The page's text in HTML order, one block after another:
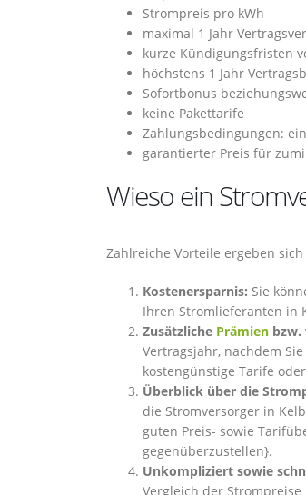
Strompreis pro kWh
maximal 1 Jahr
kurze Kündigungsfristen
höchstens 1 Jahr
Sofortbonus
keine Pakettarife
Zahlungsbedingungen:
garantierter Preis für
Wieso ein
Zahlreiche Vorteile ergeben
Kostenersparnis: Sie
Ihren Stromlieferanten in
Zusätzliche Prämien bzw.
Vertragsjahr, nachdem
kostengünstige Tarife
Überblick über die
die Stromversorger in
guten Preis- sowie
gegenüberzustellen}.
Unkompliziert sowie
Vergleich der